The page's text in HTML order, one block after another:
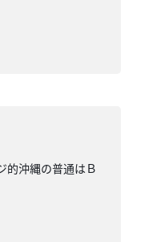
的沖縄の普通はＢ